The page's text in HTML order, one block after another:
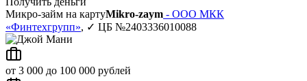
Микро-займ на картуMikro-zaym - ООО МКК
«Финтехгрупп», ✓ ЦБ №2403336010088
от 3 000 до 100 000 рублей